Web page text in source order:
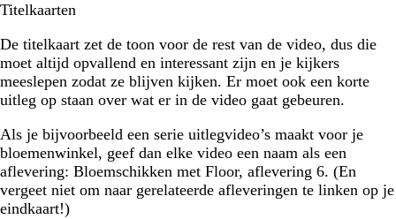
Titelkaarten
De titelkaart zet de toon voor de rest van de video, dus die
moet altijd opvallend en interessant zijn en je kijkers
meeslepen zodat ze blijven kijken. Er moet ook een korte
uitleg op staan over wat er in de video gaat gebeuren.
Als je bijvoorbeeld een serie uitlegvideo’s maakt voor je
bloemenwinkel, geef dan elke video een naam als een
aflevering: Bloemschikken met Floor, aflevering 6. (En
vergeet niet om naar gerelateerde afleveringen te linken op je
eindkaart!)